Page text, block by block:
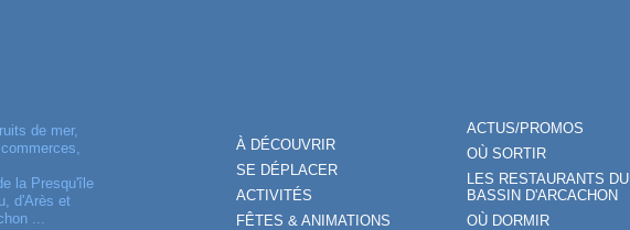
de mer,
la Presqu'île
d'Arès et
...
À DÉCOUVRIR
SE DÉPLACER
ACTIVITÉS
FÊTES & ANIMATIONS
ACTUS/PROMOS
OÙ SORTIR
LES RESTAURANTS DU
BASSIN D'ARCACHON
OÙ DORMIR